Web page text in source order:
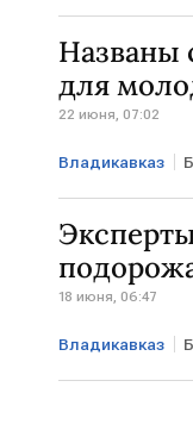
Российский
Названы
для
22 июня, 07:02
Владикавказ
САНКТ-
18 июня, 06:47
Владикавказ
МОСКВА